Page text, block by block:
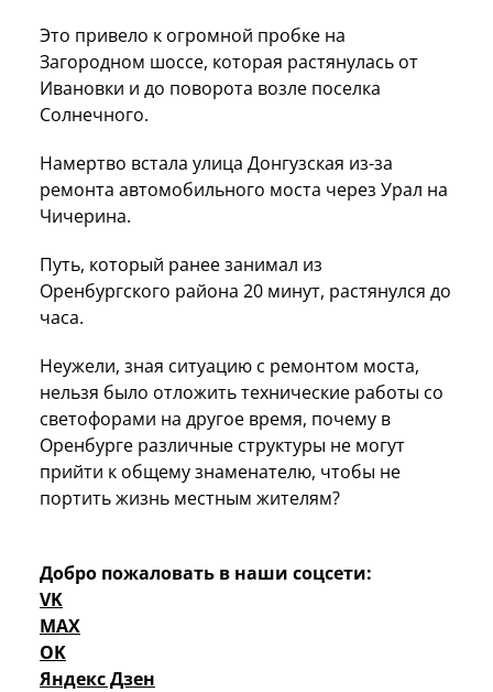
Это привело к огромной пробке на
Загородном шоссе, которая растянулась от
Ивановки и до поворота возле поселка
Солнечного.
Намертво встала улица Донгузская из-за
ремонта автомобильного моста через Урал на
Чичерина.
Путь, который ранее занимал из
Оренбургского района 20 минут, растянулся до
часа.
Неужели, зная ситуацию с ремонтом моста,
нельзя было отложить технические работы со
светофорами на другое время, почему в
Оренбурге различные структуры не могут
прийти к общему знаменателю, чтобы не
портить жизнь местным жителям?
Добро пожаловать в наши соцсети:
VK
MAX
OK
Яндекс Дзен